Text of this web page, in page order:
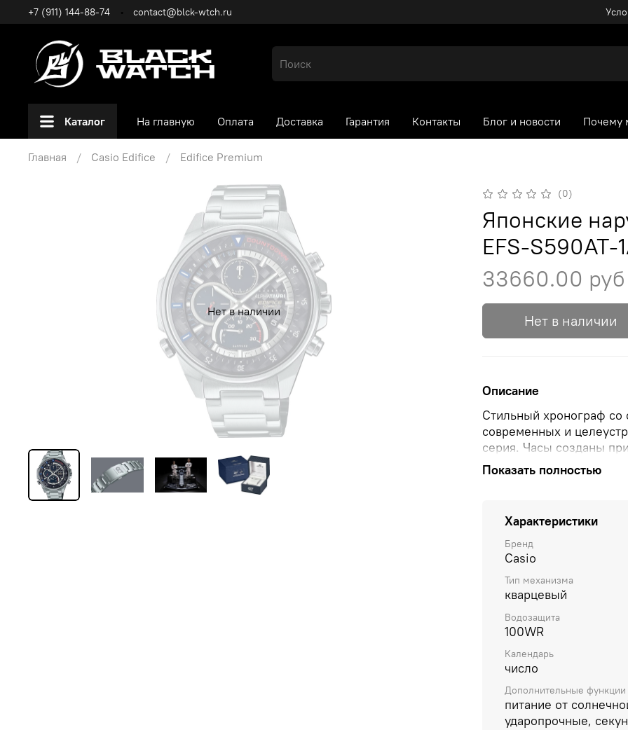
+7 (911) 144-88-74 contact@blck-wtch.ru
Каталог На главную Оплата Доставка Гарантия Контакты Блог и новости Почему
Главная Casio Edifice Edifice Premium
Нет в наличии
(0)
Японские
EFS-S590AT-
33660.00 руб
Нет в наличии
Описание
Стильный хронограф
современных и
серия. Часы созданы
AlphaTauri Formula 1,
застежка украшены
от солнечной энергии,
аккумулятора без
светонакопительное
в темноте даже после
хронографс
внутренний безель со
Окошко даты находится
защитой.
браслет. Тройная
касанием.
случайному
Показать полностью
Характеристики
Бренд
Casio
Тип механизма
кварцевый
Водозащита
100WR
Календарь
число
Дополнительные функции
питание от
ударопрочные,